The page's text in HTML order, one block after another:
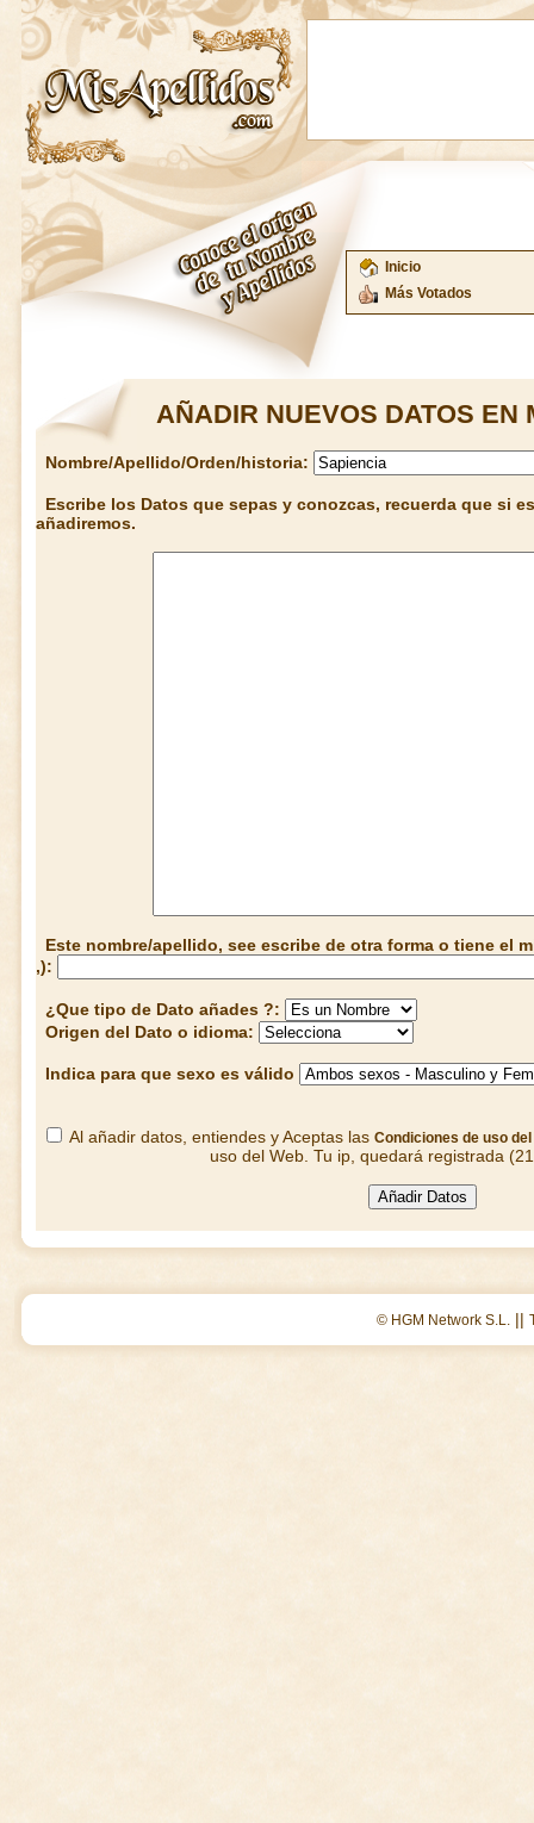
Inicio
Más Votados
AÑADIR NUEVOS DATOS EN
Nombre/Apellido/Orden/historia:
Escribe los Datos que sepas y conozcas, recuerda que si
añadiremos.
Este nombre/apellido, see escribe de otra forma o tiene el
,):
¿Que tipo de Dato añades ?:
Origen del Dato o idioma:
Indica para que sexo es válido
Al añadir datos, entiendes y Aceptas las Condiciones de uso del
uso del Web. Tu ip, quedará registrada
© HGM Network S.L. ||